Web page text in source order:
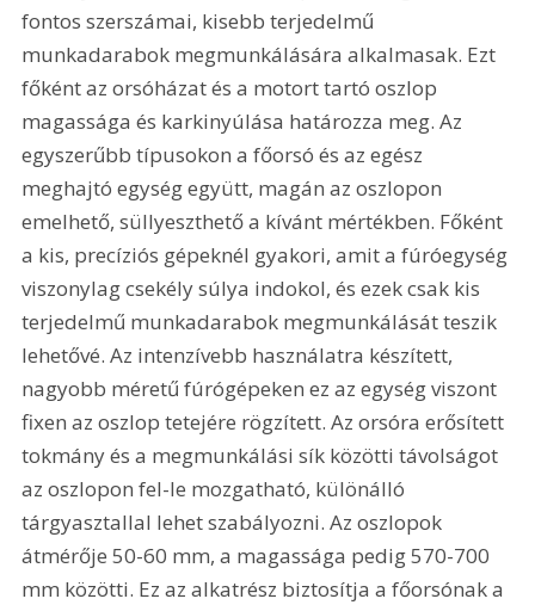
fontos szerszámai, kisebb terjedelmű
munkadarabok megmunkálására alkalmasak. Ezt
főként az orsóházat és a motort tartó oszlop
magassága és karkinyúlása határozza meg. Az
egyszerűbb típusokon a főorsó és az egész
meghajtó egység együtt, magán az oszlopon
emelhető, süllyeszthető a kívánt mértékben. Főként
a kis, precíziós gépeknél gyakori, amit a fúróegység
viszonylag csekély súlya indokol, és ezek csak kis
terjedelmű munkadarabok megmunkálását teszik
lehetővé. Az intenzívebb használatra készített,
nagyobb méretű fúrógépeken ez az egység viszont
fixen az oszlop tetejére rögzített. Az orsóra erősített
tokmány és a megmunkálási sík közötti távolságot
az oszlopon fel-le mozgatható, különálló
tárgyasztallal lehet szabályozni. Az oszlopok
átmérője 50-60 mm, a magassága pedig 570-700
mm közötti. Ez az alkatrész biztosítja a főorsónak a